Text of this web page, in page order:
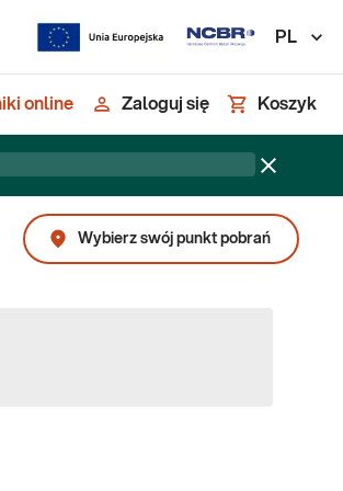
PL
online Zaloguj się Koszyk
Wybierz swój punkt pobrań